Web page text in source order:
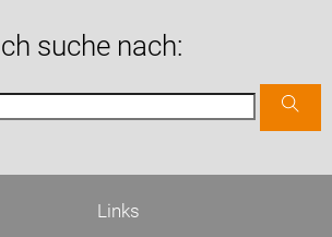
suche nach:
Links